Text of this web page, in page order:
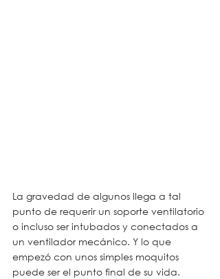
La gravedad de algunos llega a tal
punto de requerir un soporte ventilatorio
o incluso ser intubados y conectados a
un ventilador mecánico. Y lo que
empezó con unos simples moquitos
puede ser el punto final de su vida.